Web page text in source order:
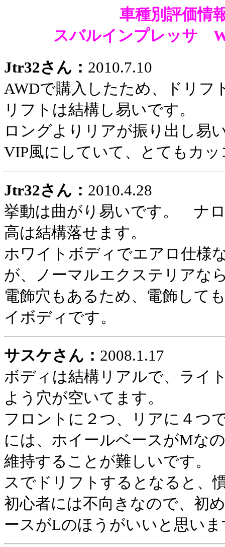
車種別評価情
スバルインプレッサ
Jtr32さん： 2010.7.10
AWDで購入したため、ドリ
リフトは結構し易いです。
ロングよりリアが振り出し易
VIP風にしていて、とてもカ
Jtr32さん： 2010.4.28
挙動は曲がり易いです。 ナ
高は結構落せます。
ホワイトボディでエアロ仕様
が、ノーマルエクステリアな
電飾穴もあるため、電飾して
イボディです。
サスケさん： 2008.1.17
ボディは結構リアルで、ライ
よう穴が空いてます。
フロントに２つ、リアに４
には、ホイールベースがMな
維持することが難しいです。
スでドリフトするとなると、
初心者には不向きなので、初
ースがLのほうがいいと思い